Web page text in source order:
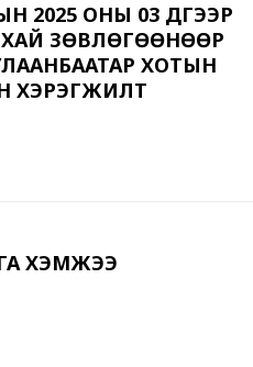
ОНЫ 03 ДҮГЭЭР
ЗӨВЛӨГӨӨНӨӨР
ХОТЫН
ХЭРЭГЖИЛТ
ХЭМЖЭЭ